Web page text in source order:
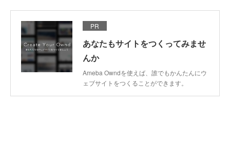
PR
あなたもサイトをつくってみませ
んか
Ameba Owndを使えば、誰でもかんたんにウ
ェブサイトをつくることができます。